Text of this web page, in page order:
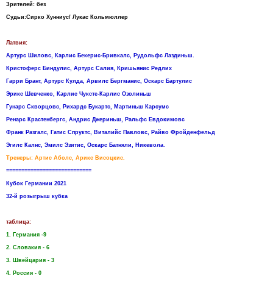
Зрителей: без
Судьи:Сирко Хунниус/ Лукас Кольмюллер
Латвия:
Артурс Шиловс, Карлис Бекерис-Бривкалс, Рудольфс Лаздиньш.
Кристоферс Биндулис, Артурс Салия, Кришьянис Редлих
Гарри Брант, Артурс Кулда, Арвилс Бергманис, Оскарс Бартулис
Эрикс Шевченко, Карлис Чуксте-Карлис Озолиньш
Гунарс Скворцовс, Рихардс Букартс, Мартиньш Карсумс
Ренарс Крастенбергс, Андрис Джериньш, Ральфс Евдокимовс
Франк Разгалс, Гатис Спруктс, Виталийс Павловс, Райво Фройденфельд
Эгилс Калнс, Эмилс Эзитис, Оскарс Батняли, Никевола.
Тренеры: Артис Аболс, Арикс Висоцкис.
============================
Кубок Германии 2021
32-й розыгрыш кубка
таблица:
1. Германия -9
2. Словакия - 6
3. Швейцария - 3
4. Россия - 0